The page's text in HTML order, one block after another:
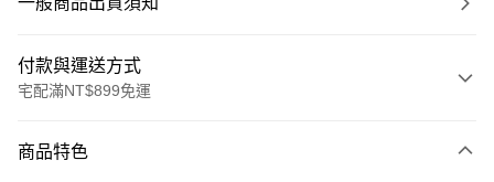
付款與運送方式
宅配滿NT$899免運
信用卡一次付款
商品特色